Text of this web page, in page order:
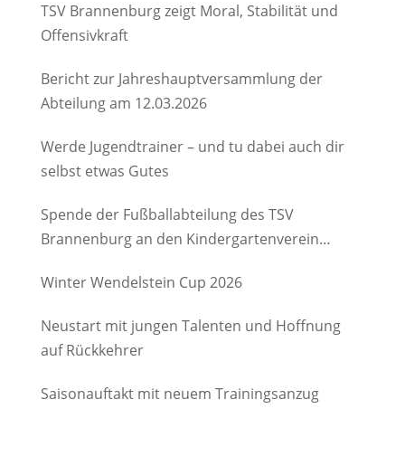
TSV Brannenburg zeigt Moral, Stabilität und
Offensivkraft
Bericht zur Jahreshauptversammlung der
Abteilung am 12.03.2026
Werde Jugendtrainer – und tu dabei auch dir
selbst etwas Gutes
Spende der Fußballabteilung des TSV
Brannenburg an den Kindergartenverein
Winter Wendelstein Cup 2026
Neustart mit jungen Talenten und Hoffnung
auf Rückkehrer
Saisonauftakt mit neuem Trainingsanzug